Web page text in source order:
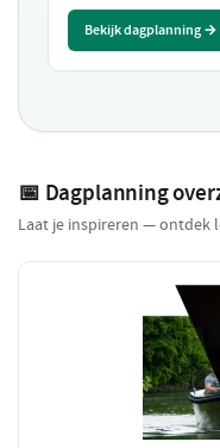
Bekijk dagplanning →
📅 Dagplanning
Laat je inspireren — ontdek